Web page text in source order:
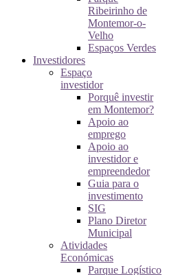
Ribeirinho de
Montemor-o-
Velho
Espaços Verdes
Investidores
Espaço
investidor
Porquê investir
em Montemor?
Apoio ao
emprego
Apoio ao
investidor e
empreendedor
Guia para o
investimento
SIG
Plano Diretor
Municipal
Atividades
Económicas
Parque Logístico